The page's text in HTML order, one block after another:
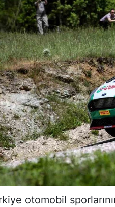
otomobil